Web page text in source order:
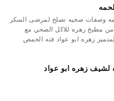
وصفات صحيه تصلح لمرضى السكر
مطبخ زهره للاكل الصحي مع
زهره ابو عواد فته الحمص
زهره ابو عواد